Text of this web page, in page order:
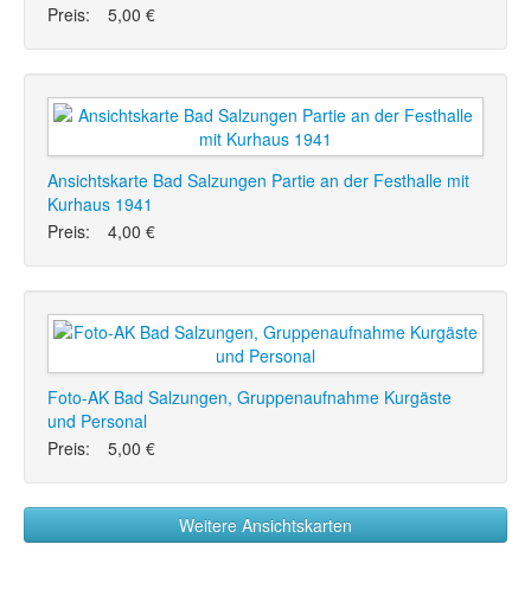
Preis:
5,00 €
Ansichtskarte Bad Salzungen Partie an der Festhalle mit
Kurhaus 1941
Preis:
4,00 €
Foto-AK Bad Salzungen, Gruppenaufnahme Kurgäste
und Personal
Preis:
5,00 €
Weitere Ansichtskarten